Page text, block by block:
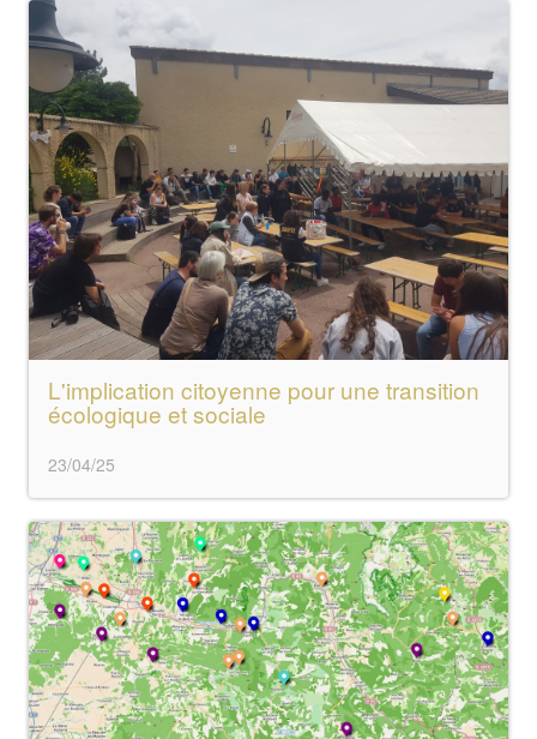
L'implication citoyenne pour une transition
écologique et sociale
23/04/25